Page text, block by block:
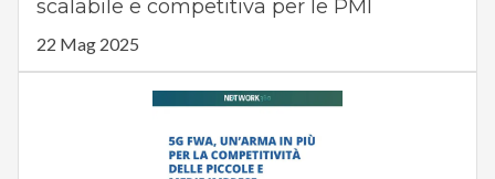
scalabile e competitiva per le PMI
22 Mag 2025